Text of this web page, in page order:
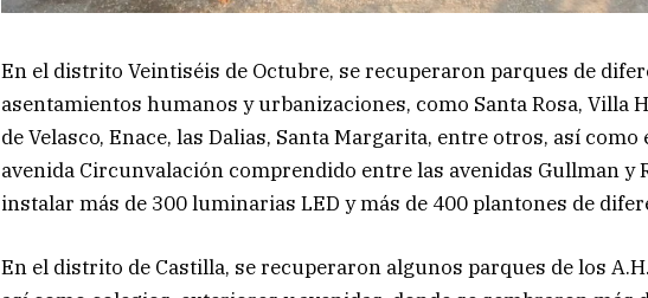
En el distrito Veintiséis de Octubre, se recuperaron parques de
asentamientos humanos y urbanizaciones, como Santa Rosa, Villa
de Velasco, Enace, las Dalias, Santa Margarita, entre otros, así como
avenida Circunvalación comprendido entre las avenidas Gullman y
instalar más de 300 luminarias LED y más de 400 plantones de
En el distrito de Castilla, se recuperaron algunos parques de los